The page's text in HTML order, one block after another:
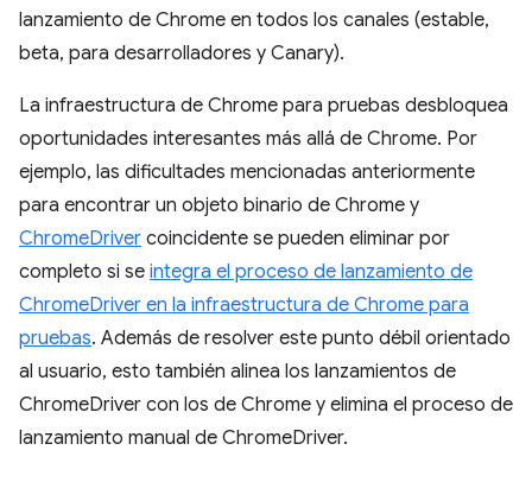
lanzamiento de Chrome en todos los canales (estable,
beta, para desarrolladores y Canary).
La infraestructura de Chrome para pruebas desbloquea
oportunidades interesantes más allá de Chrome. Por
ejemplo, las dificultades mencionadas anteriormente
para encontrar un objeto binario de Chrome y
ChromeDriver coincidente se pueden eliminar por
completo si se integra el proceso de lanzamiento de
ChromeDriver en la infraestructura de Chrome para
pruebas. Además de resolver este punto débil orientado
al usuario, esto también alinea los lanzamientos de
ChromeDriver con los de Chrome y elimina el proceso de
lanzamiento manual de ChromeDriver.